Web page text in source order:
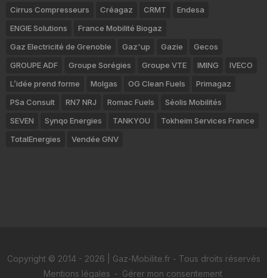
Cirrus Compresseurs
Créagaz CRMT
Endesa
ENGIE Solutions
France Mobilité Biogaz
Gaz Electricité de Grenoble
Gaz'up Gazie
Gecos
GROUPE ADF
Groupe Sorégies Groupe VTE IMING
IVECO
L’idée prend forme
Molgas OG Clean Fuels
Primagaz
PSa Consult
RN7 NRJ Romac Fuels
Séolis Mobilités
SEVEN
Synqo Energies TANKYOU
Tokheim Services France
TotalEnergies
Vendée GNV
Copyright © 2014 - 2026 | Gaz-Mobilite.fr - Tous droits réservés
Mentions légales - Gérer mon consentement